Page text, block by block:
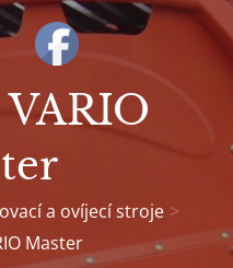
VARIO
a ovíjecí stroje
Master